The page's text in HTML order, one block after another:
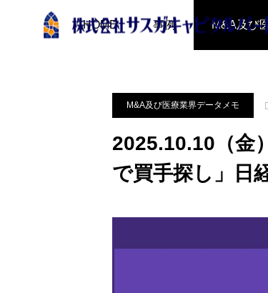
HOME 事例 M&A及び
ブログ M&A及び医療
M&A及び医療業界データメモ
2025.10.10（金
で買手探し」日